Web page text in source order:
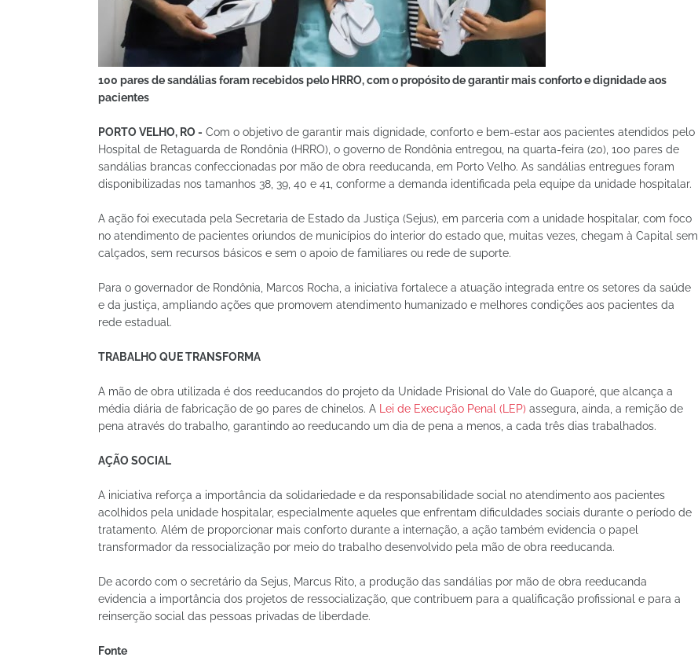
100 pares de sandálias foram recebidos pelo HRRO, com o propósito de garantir mais conforto e dignidade aos
pacientes
PORTO VELHO, RO - Com o objetivo de garantir mais dignidade, conforto e bem-estar aos pacientes atendidos pelo
Hospital de Retaguarda de Rondônia (HRRO), o governo de Rondônia entregou, na quarta-feira (20), 100 pares de
sandálias brancas confeccionadas por mão de obra reeducanda, em Porto Velho. As sandálias entregues foram
disponibilizadas nos tamanhos 38, 39, 40 e 41, conforme a demanda identificada pela equipe da unidade hospitalar.
A ação foi executada pela Secretaria de Estado da Justiça (Sejus), em parceria com a unidade hospitalar, com foco
no atendimento de pacientes oriundos de municípios do interior do estado que, muitas vezes, chegam à Capital sem
calçados, sem recursos básicos e sem o apoio de familiares ou rede de suporte.
Para o governador de Rondônia, Marcos Rocha, a iniciativa fortalece a atuação integrada entre os setores da saúde
e da justiça, ampliando ações que promovem atendimento humanizado e melhores condições aos pacientes da
rede estadual.
TRABALHO QUE TRANSFORMA
A mão de obra utilizada é dos reeducandos do projeto da Unidade Prisional do Vale do Guaporé, que alcança a
média diária de fabricação de 90 pares de chinelos. A
Lei de Execução Penal (LEP) assegura, ainda, a remição de
pena através do trabalho, garantindo ao reeducando um dia de pena a menos, a cada três dias trabalhados.
AÇÃO SOCIAL
A iniciativa reforça a importância da solidariedade e da responsabilidade social no atendimento aos pacientes
acolhidos pela unidade hospitalar, especialmente aqueles que enfrentam dificuldades sociais durante o período de
tratamento. Além de proporcionar mais conforto durante a internação, a ação também evidencia o papel
transformador da ressocialização por meio do trabalho desenvolvido pela mão de obra reeducanda.
De acordo com o secretário da Sejus, Marcus Rito, a produção das sandálias por mão de obra reeducanda
evidencia a importância dos projetos de ressocialização, que contribuem para a qualificação profissional e para a
reinserção social das pessoas privadas de liberdade.
Fonte